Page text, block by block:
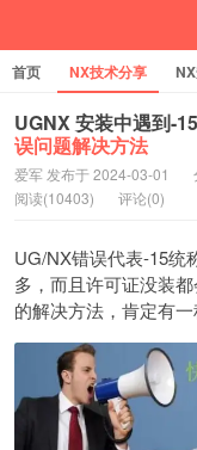
首页 NX技术分享
UG编程加工
SW安装方
UG实战营
UGNX 安装中遇到-
误问题解决方法
爱军 发布于 2024-03-01
阅读(10403)
评论(0)
UG/NX错误代表-15统
多，而且许可证没装
的解决方法，肯定有一